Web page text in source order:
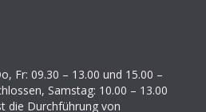
Fr: 09.30 – 13.00 und 15.00 –
Samstag: 10.00 – 13.00
die Durchführung von